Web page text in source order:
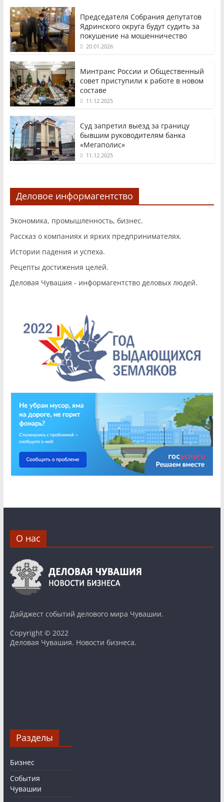
Председателя Собрания депутатов
Ядринского округа будут судить за
покушение на мошенничество
20.01.2026
Минтранс России и Общественный
совет приступили к работе в новом
составе
11.12.2025
Суд запретил выезд за границу
бывшим руководителям банка
«Мегаполис»
11.12.2025
Деловое информагентство
Экономика, промышленность, бизнес.
Рассказ о компаниях и ярких предпринимателях.
Истории падения и успеха.
Рецепты достижения целей.
Деловая Чувашия - информагентство деловых людей.
О нас
Дайджест событий делового мира Чувашии.
Copyright © 2022
Деловая Чувашия. Новости бизнеса.
Разделы
Бизнес
События
Чувашии